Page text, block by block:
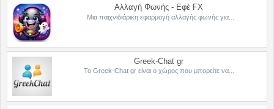
Αλλαγή Φωνής - Εφέ FX
Μια παιχνιδιάρικη εφαρμογή αλλαγής φωνής για...
Greek-Chat gr
Το Greek-Chat gr είναι ο χώρος που μπορείτε να...